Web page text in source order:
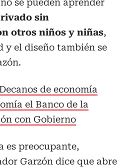
se pueden aprender
sin
otros niños y niñas,
y el diseño también se
Decanos de economía
el Banco de la
con Gobierno
es preocupante,
Garzón dice que abre